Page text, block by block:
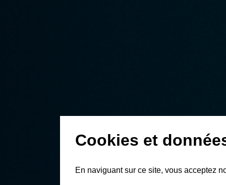
Cookies et
En naviguant sur ce site, vous acceptez